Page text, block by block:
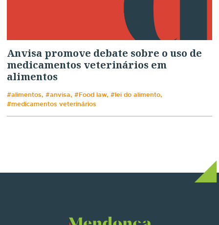
Anvisa promove debate sobre o uso de
medicamentos veterinários em
alimentos
#alimentos, #anvisa, #Food law, #lei do alimento,
#medicamentos veterinários